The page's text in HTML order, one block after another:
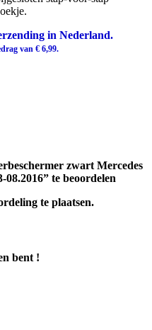
in Nederland.
van € 6,99.
zwart Mercedes
te beoordelen
te plaatsen.
bent !